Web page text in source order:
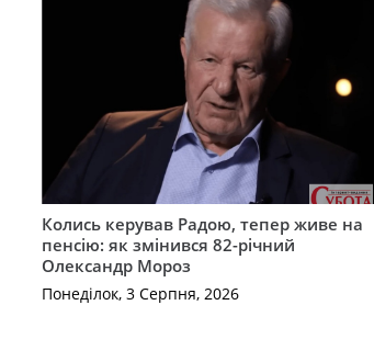
Колись керував Радою, тепер живе на
пенсію: як змінився 82-річний
Олександр Мороз
Понеділок, 3 Серпня, 2026